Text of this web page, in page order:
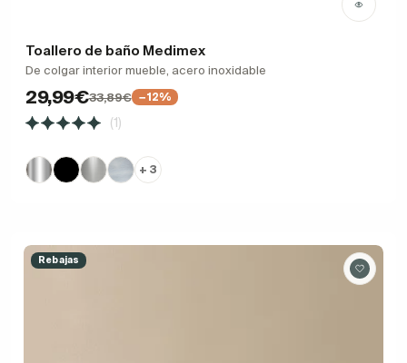
Toallero de baño Medimex
De colgar interior mueble, acero inoxidable
29,99€33,89€ −12%
(1)
+ 3
Rebajas